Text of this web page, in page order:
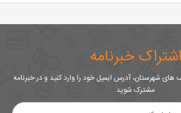
اشتراک خبرنامه
شهرستان، آدرس ایمیل خود را وارد کنید و در خبرنامه
مشترک شوید